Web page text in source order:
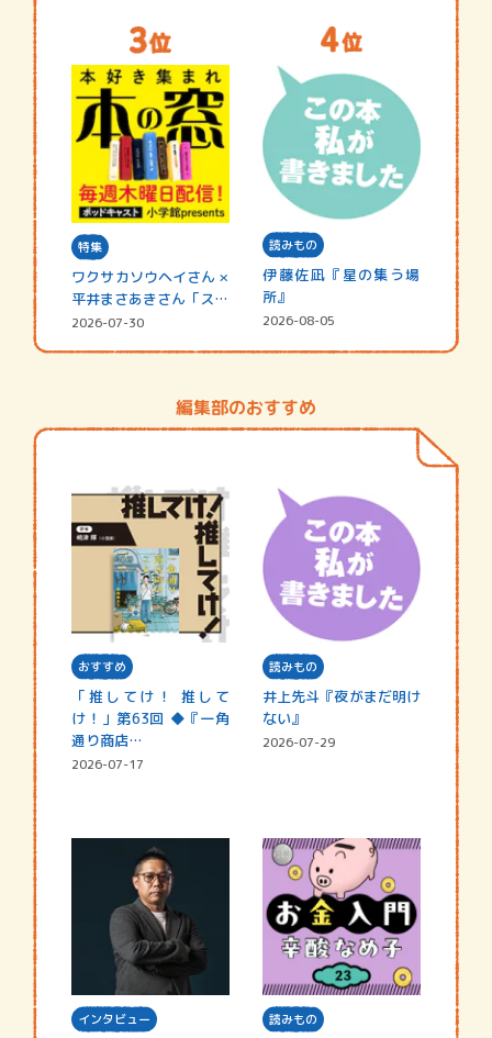
特集
ワクサカソウヘイさん ×
平井まさあきさん「スペ
シャ…
2026-07-30
読みもの
伊藤佐凪『星の集う場
所』
2026-08-05
編集部のおすすめ
おすすめ
「推してけ！ 推して
け！」第63回 ◆『一角
通り商店…
2026-07-17
読みもの
井上先斗『夜がまだ明け
ない』
2026-07-29
インタビュー 読みもの